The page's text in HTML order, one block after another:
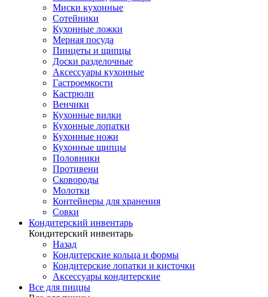
Миски кухонные
Сотейники
Кухонные ложки
Мерная посуда
Пинцеты и щипцы
Доски разделочные
Аксессуары кухонные
Гастроемкости
Кастрюли
Венчики
Кухонные вилки
Кухонные лопатки
Кухонные ножи
Кухонные щипцы
Половники
Противени
Сковороды
Молотки
Контейнеры для хранения
Совки
Кондитерский инвентарь
Кондитерский инвентарь
Назад
Кондитерские кольца и формы
Кондитерские лопатки и кисточки
Аксессуары кондитерские
Все для пиццы